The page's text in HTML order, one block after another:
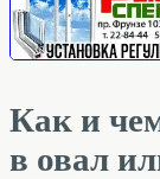
Как и
в овал